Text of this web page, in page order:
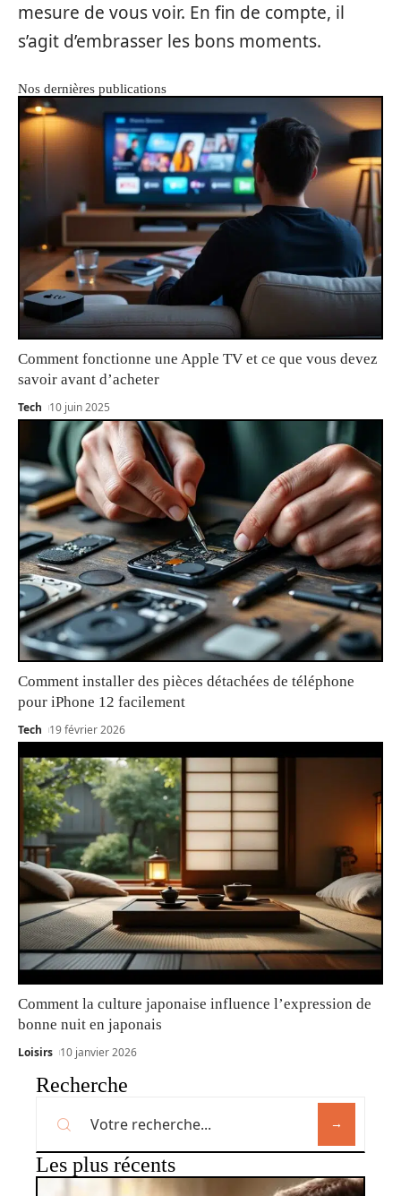
mesure de vous voir. En fin de compte, il
s’agit d’embrasser les bons moments.
Nos dernières publications
Comment fonctionne une Apple TV et ce que vous devez
savoir avant d’acheter
Tech 10 juin 2025
Comment installer des pièces détachées de téléphone
pour iPhone 12 facilement
Tech 19 février 2026
Comment la culture japonaise influence l’expression de
bonne nuit en japonais
Loisirs 10 janvier 2026
Recherche
Les plus récents